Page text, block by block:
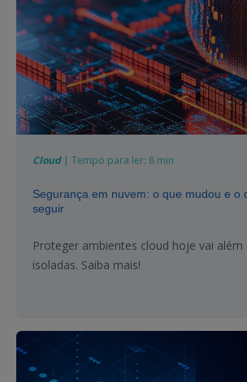
Cloud| Tempo para ler: 8 min
Segurança em nuvem: o que mudou e o
seguir
Proteger ambientes cloud hoje vai
isoladas. Saiba mais!